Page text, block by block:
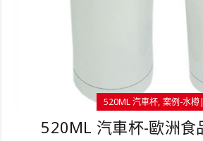
520ML 汽車杯 案例-水
520ML 汽車杯-歐洲食